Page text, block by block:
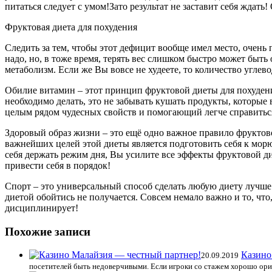
питаться следует с умом!Зато результат не заставит себя
Фруктовая диета для похудения
Следить за тем, чтобы этот дефицит вообще имел место,
надо, но, в тоже время, терять вес слишком быстро может
метаболизм. Если же Вы вовсе не худеете, то количество
Обилие витамин – этот принцип фруктовой диеты для
необходимо делать, это не забывать кушать продукты,
целым рядом чудесных свойств и помогающий легче
Здоровый образ жизни – это ещё одно важное правило
важнейших целей этой диеты является подготовить себя к
себя держать режим дня, Вы усилите все эффекты фруктовой
привести себя в порядок!
Спорт – это универсальный способ сделать любую диету
диетой обойтись не получается. Совсем немало важно и то,
дисциплинирует!
Похожие записи
20.09.2019
посетителей быть недоверчивыми. Если игроки со стажем хорошо